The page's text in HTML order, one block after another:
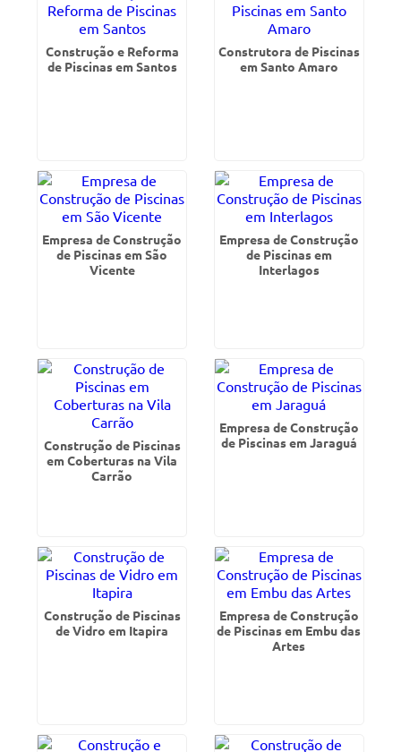
Construção e Reforma
de Piscinas em Santos
Construtora de Piscinas
em Santo Amaro
Empresa de Construção
de Piscinas em São
Vicente
Empresa de Construção
de Piscinas em
Interlagos
Construção de Piscinas
em Coberturas na Vila
Carrão
Empresa de Construção
de Piscinas em Jaraguá
Construção de Piscinas
de Vidro em Itapira
Empresa de Construção
de Piscinas em Embu das
Artes